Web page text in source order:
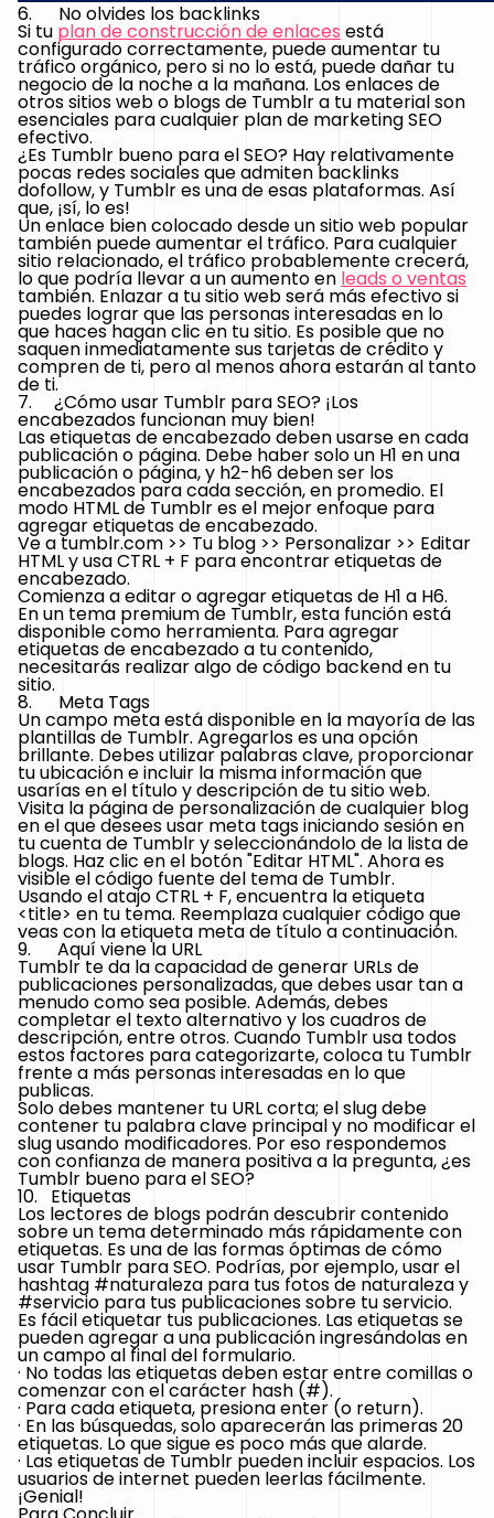
6. No olvides los backlinks
Si tu plan de construcción de enlaces está
configurado correctamente, puede aumentar tu
tráfico orgánico, pero si no lo está, puede dañar tu
negocio de la noche a la mañana. Los enlaces de
otros sitios web o blogs de Tumblr a tu material son
esenciales para cualquier plan de marketing SEO
efectivo.
¿Es Tumblr bueno para el SEO? Hay relativamente
pocas redes sociales que admiten backlinks
dofollow, y Tumblr es una de esas plataformas. Así
que, ¡sí, lo es!
Un enlace bien colocado desde un sitio web popular
también puede aumentar el tráfico. Para cualquier
sitio relacionado, el tráfico probablemente crecerá,
lo que podría llevar a un aumento en leads o ventas
también. Enlazar a tu sitio web será más efectivo si
puedes lograr que las personas interesadas en lo
que haces hagan clic en tu sitio. Es posible que no
saquen inmediatamente sus tarjetas de crédito y
compren de ti, pero al menos ahora estarán al tanto
de ti.
7. ¿Cómo usar Tumblr para SEO? ¡Los
encabezados funcionan muy bien!
Las etiquetas de encabezado deben usarse en cada
publicación o página. Debe haber solo un H1 en una
publicación o página, y h2-h6 deben ser los
encabezados para cada sección, en promedio. El
modo HTML de Tumblr es el mejor enfoque para
agregar etiquetas de encabezado.
Ve a tumblr.com >> Tu blog >> Personalizar >> Editar
HTML y usa CTRL + F para encontrar etiquetas de
encabezado.
Comienza a editar o agregar etiquetas de H1 a H6.
En un tema premium de Tumblr, esta función está
disponible como herramienta. Para agregar
etiquetas de encabezado a tu contenido,
necesitarás realizar algo de código backend en tu
sitio.
8. Meta Tags
Un campo meta está disponible en la mayoría de las
plantillas de Tumblr. Agregarlos es una opción
brillante. Debes utilizar palabras clave, proporcionar
tu ubicación e incluir la misma información que
usarías en el título y descripción de tu sitio web.
Visita la página de personalización de cualquier blog
en el que desees usar meta tags iniciando sesión en
tu cuenta de Tumblr y seleccionándolo de la lista de
blogs. Haz clic en el botón "Editar HTML". Ahora es
visible el código fuente del tema de Tumblr.
Usando el atajo CTRL + F, encuentra la etiqueta
<title> en tu tema. Reemplaza cualquier código que
veas con la etiqueta meta de título a continuación.
9. Aquí viene la URL
Tumblr te da la capacidad de generar URLs de
publicaciones personalizadas, que debes usar tan a
menudo como sea posible. Además, debes
completar el texto alternativo y los cuadros de
descripción, entre otros. Cuando Tumblr usa todos
estos factores para categorizarte, coloca tu Tumblr
frente a más personas interesadas en lo que
publicas.
Solo debes mantener tu URL corta; el slug debe
contener tu palabra clave principal y no modificar el
slug usando modificadores. Por eso respondemos
con confianza de manera positiva a la pregunta, ¿es
Tumblr bueno para el SEO?
10. Etiquetas
Los lectores de blogs podrán descubrir contenido
sobre un tema determinado más rápidamente con
etiquetas. Es una de las formas óptimas de cómo
usar Tumblr para SEO. Podrías, por ejemplo, usar el
hashtag #naturaleza para tus fotos de naturaleza y
#servicio para tus publicaciones sobre tu servicio.
Es fácil etiquetar tus publicaciones. Las etiquetas se
pueden agregar a una publicación ingresándolas en
un campo al final del formulario.
· No todas las etiquetas deben estar entre comillas o
comenzar con el carácter hash (#).
· Para cada etiqueta, presiona enter (o return).
· En las búsquedas, solo aparecerán las primeras 20
etiquetas. Lo que sigue es poco más que alarde.
· Las etiquetas de Tumblr pueden incluir espacios. Los
usuarios de internet pueden leerlas fácilmente.
¡Genial!